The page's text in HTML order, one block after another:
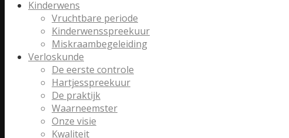
Kinderwens
Vruchtbare periode
Kinderwensspreekuur
Miskraambegeleiding
Verloskunde
De eerste controle
Hartjesspreekuur
De praktijk
Waarneemster
Onze visie
Kwaliteit